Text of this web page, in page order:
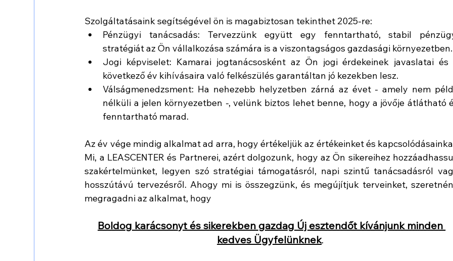
Szolgáltatásaink segítségével ön is magabiztosan tekinthet 2025-re:
Pénzügyi tanácsadás: Tervezzünk együtt egy fenntartható, stabil
stratégiát az Ön vállalkozása számára is a viszontagságos gazdasági környezetben.
Jogi képviselet: Kamarai jogtanácsosként az Ön jogi érdekeinek javaslatai és
következő év kihívásaira való felkészülés garantáltan jó kezekben lesz.
Válságmenedzsment: Ha nehezebb helyzetben zárná az évet - amely nem
nélküli a jelen környezetben -, velünk biztos lehet benne, hogy a jövője átlátható
fenntartható marad.
Az év vége mindig alkalmat ad arra, hogy értékeljük az értékeinket és
Mi, a LEASCENTER és Partnerei, azért dolgozunk, hogy az Ön sikereihez
szakértelmünket, legyen szó stratégiai támogatásról, napi szintű tanácsadásról
hosszútávú tervezésről. Ahogy mi is összegzünk, és megújítjuk terveinket,
megragadni az alkalmat, hogy
Boldog karácsonyt és sikerekben gazdag Új esztendőt kívánjunk minden
kedves Ügyfelünknek.